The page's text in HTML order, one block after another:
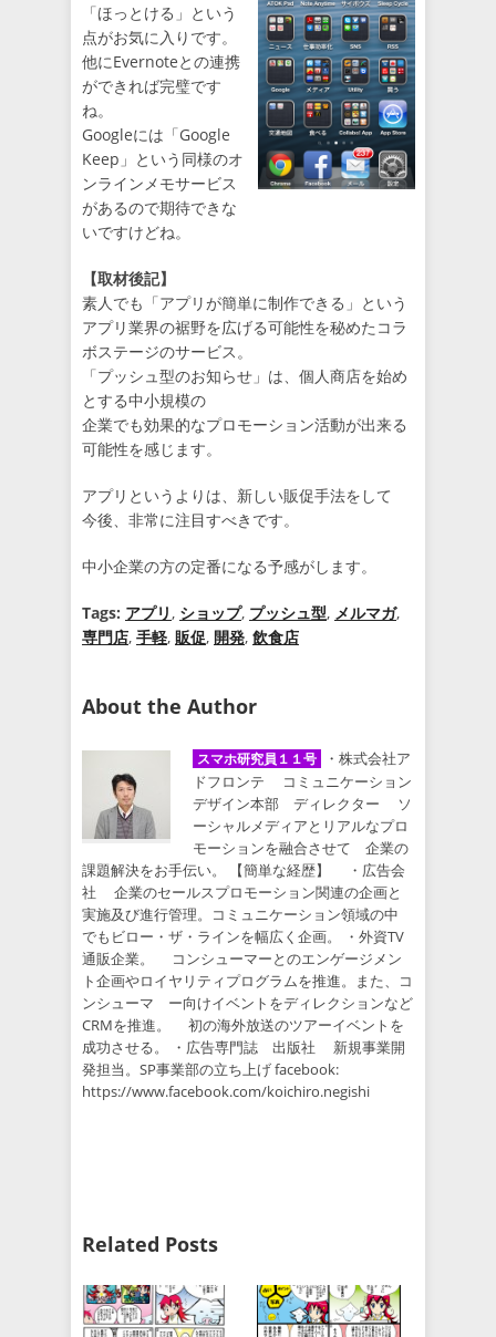
「ほっとける」という
点がお気に入りです。
他にEvernoteとの連携
ができれば完璧です
ね。
Googleには「Google
Keep」という同様のオ
ンラインメモサービス
があるので期待できな
いですけどね。
【取材後記】
素人でも「アプリが簡単に制作できる」という
アプリ業界の裾野を広げる可能性を秘めたコラ
ボステージのサービス。
「プッシュ型のお知らせ」は、個人商店を始め
とする中小規模の
企業でも効果的なプロモーション活動が出来る
可能性を感じます。
アプリというよりは、新しい販促手法をして
今後、非常に注目すべきです。
中小企業の方の定番になる予感がします。
Tags: アプリ, ショップ, プッシュ型, メルマガ,
専門店, 手軽, 販促, 開発, 飲食店
About the Author
スマホ研究員１１号
・株式会社ア
ドフロンテ コミュニケーション
デザイン本部 ディレクター ソ
ーシャルメディアとリアルなプロ
モーションを融合させて 企業の
課題解決をお手伝い。 【簡単な経歴】 ・広告会
社 企業のセールスプロモーション関連の企画と
実施及び進行管理。コミュニケーション領域の中
でもビロー・ザ・ラインを幅広く企画。 ・外資TV
通販企業。 コンシューマーとのエンゲージメン
ト企画やロイヤリティプログラムを推進。また、コ
ンシューマ ー向けイベントをディレクションなど
CRMを推進。 初の海外放送のツアーイベントを
成功させる。 ・広告専門誌 出版社 新規事業開
発担当。SP事業部の立ち上げ facebook:
https://www.facebook.com/koichiro.negishi
Related Posts